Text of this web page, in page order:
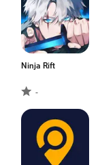
Ninja Rift
-